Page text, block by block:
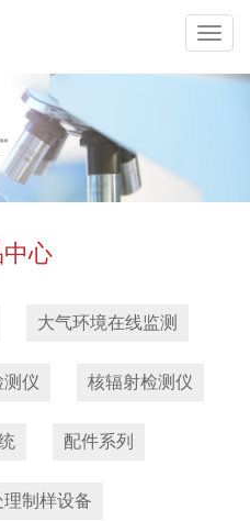
心
大气环境在线监测
测仪 核辐射检测仪
配件系列
制样设备